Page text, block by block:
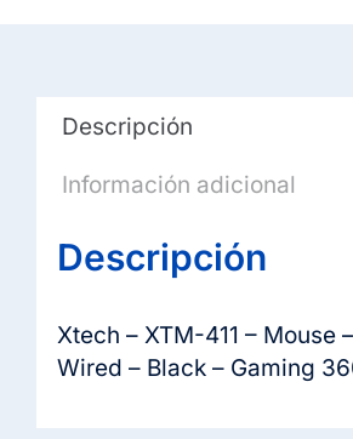
Gaming
cantidad
Descripción
Información adicional
Descripción
Xtech – XTM-411 – Mouse
Wired – Black – Gaming